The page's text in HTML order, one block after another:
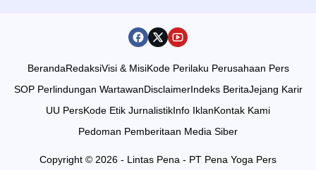
BerandaRedaksiVisi & MisiKode Perilaku Perusahaan Pers
SOP Perlindungan WartawanDisclaimerIndeks BeritaJejang Karir
UU PersKode Etik JurnalistikInfo IklanKontak Kami
Pedoman Pemberitaan Media Siber
Copyright © 2026 - Lintas Pena - PT Pena Yoga Pers